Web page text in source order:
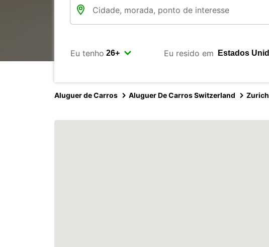
Eu tenho Eu resido em
Aluguer de Carros Aluguer De Carros Switzerland Zurich